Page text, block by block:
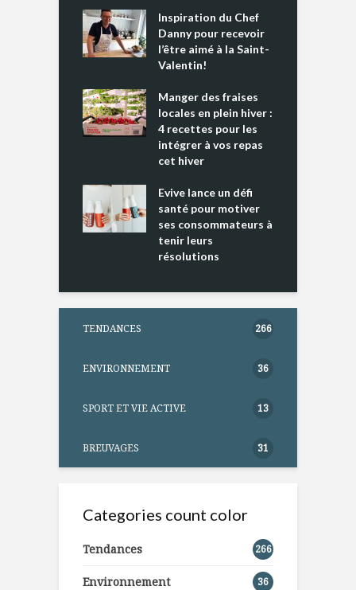
Inspiration du Chef
Danny pour recevoir
l’être aimé à la Saint-
Valentin!
Manger des fraises
locales en plein hiver :
4 recettes pour les
intégrer à vos repas
cet hiver
Evive lance un défi
santé pour motiver
ses consommateurs à
tenir leurs
résolutions
TENDANCES 266
ENVIRONNEMENT 36
SPORT ET VIE ACTIVE 13
BREUVAGES 31
Categories count color
Tendances 266
Environnement 36